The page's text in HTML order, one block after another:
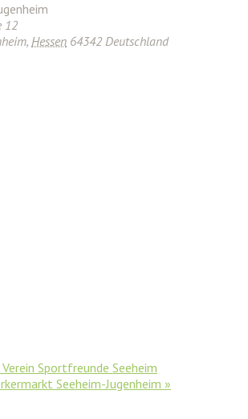
12
, Hessen 64342 Deutschland
Sportfreunde Seeheim
Seeheim-Jugenheim »